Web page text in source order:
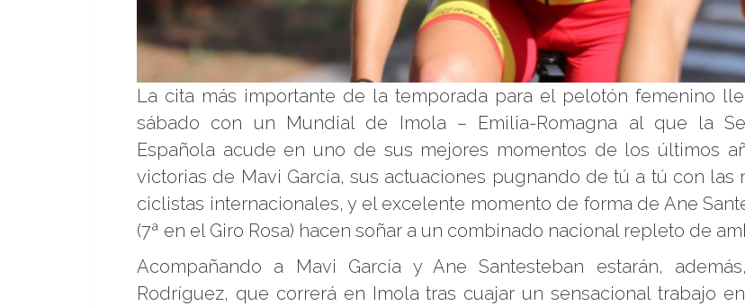
La cita más importante de la temporada para el pelotón femenino
sábado con un Mundial de Imola – Emilia-Romagna al que la
Española acude en uno de sus mejores momentos de los últimos
victorias de Mavi García, sus actuaciones pugnando de tú a tú con las
ciclistas internacionales, y el excelente momento de forma de Ane
(7ª en el Giro Rosa) hacen soñar a un combinado nacional repleto de
Acompañando a Mavi García y Ane Santesteban estarán,
Rodríguez, que correrá en Imola tras cuajar un sensacional trabajo